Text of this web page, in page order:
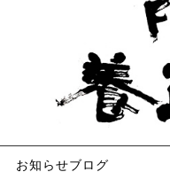
お知らせブログ